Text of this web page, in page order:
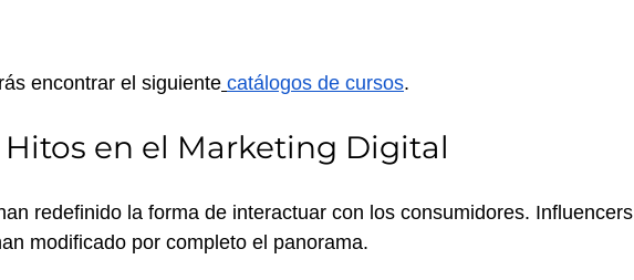
encontrar el siguiente catálogos de cursos.
en el Marketing Digital
redefinido la forma de interactuar con los consumidores. Influencers
modificado por completo el panorama.